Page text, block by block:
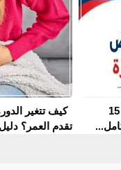
مدارس التمريض في الجيزة 2026.. 15
كيف تتغير
تقدم العمر؟